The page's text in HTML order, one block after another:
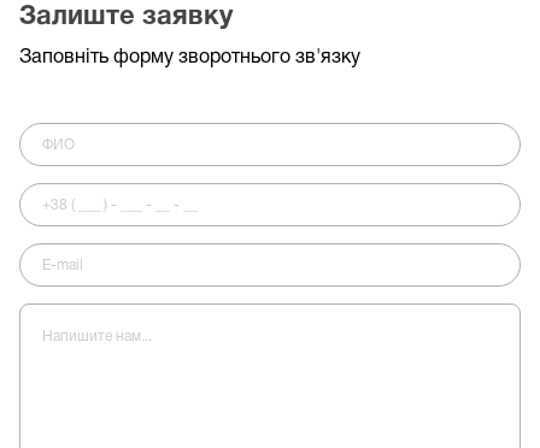
Залиште заявку
Заповніть форму зворотнього зв'язку